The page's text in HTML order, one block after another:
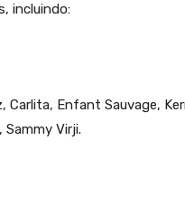
incluindo:
Enfant Sauvage,
Virji.